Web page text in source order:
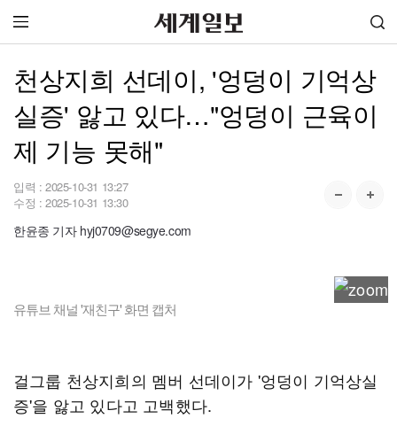
천상지희 선데이, '엉덩이 기억상
실증' 앓고 있다…"엉덩이 근육이
제 기능 못해"
입력 : 2025-10-31 13:27
수정 : 2025-10-31 13:30
한윤종 기자 hyj0709@segye.com
유튜브 채널 '재친구' 화면 캡처
걸그룹 천상지희의 멤버 선데이가 '엉덩이 기억상실
증'을 앓고 있다고 고백했다.